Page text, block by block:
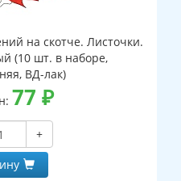
на скотче. Листочки.
(10 шт. в наборе,
ВД-лак)
77 ₽
+